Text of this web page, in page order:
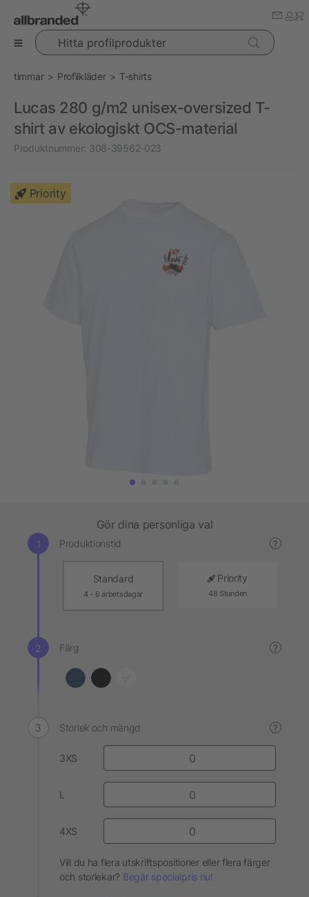
Hitta profilprodukter
timmar Profilkläder T-shirts
Lucas 280 g/m2 unisex-oversized T-
shirt av ekologiskt OCS-material
Produktnummer: 308-39562-023
Priority
Gör dina personliga val
Produktionstid ?
Standard
4 - 6 arbetsdagar
Priority
48 Stunden
Färg ?
Storlek och mängd ?
3XS
L
4XS
Vill du ha flera utskriftspositioner eller flera färger
och storlekar? Begär specialpris nu!